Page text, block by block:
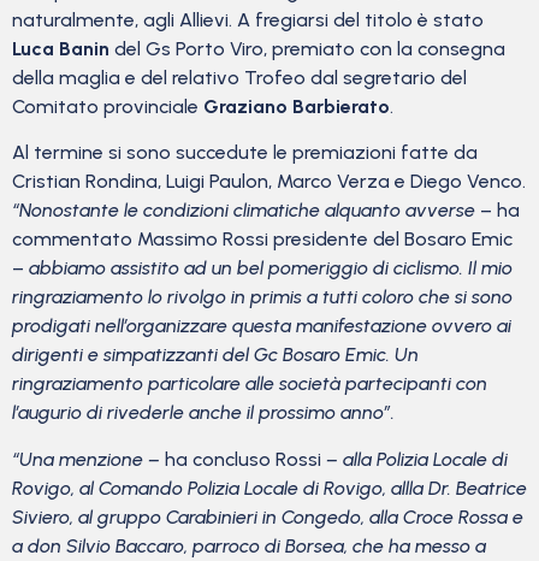
naturalmente, agli Allievi. A fregiarsi del titolo è stato
Luca Banin del Gs Porto Viro, premiato con la consegna
della maglia e del relativo Trofeo dal segretario del
Comitato provinciale Graziano Barbierato.
Al termine si sono succedute le premiazioni fatte da
Cristian Rondina, Luigi Paulon, Marco Verza e Diego Venco.
“Nonostante le condizioni climatiche alquanto avverse – ha
commentato Massimo Rossi presidente del Bosaro Emic
– abbiamo assistito ad un bel pomeriggio di ciclismo. Il mio
ringraziamento lo rivolgo in primis a tutti coloro che si sono
prodigati nell’organizzare questa manifestazione ovvero ai
dirigenti e simpatizzanti del Gc Bosaro Emic. Un
ringraziamento particolare alle società partecipanti con
l’augurio di rivederle anche il prossimo anno”.
“Una menzione – ha concluso Rossi – alla Polizia Locale di
Rovigo, al Comando Polizia Locale di Rovigo, allla Dr. Beatrice
Siviero, al gruppo Carabinieri in Congedo, alla Croce Rossa e
a don Silvio Baccaro, parroco di Borsea, che ha messo a